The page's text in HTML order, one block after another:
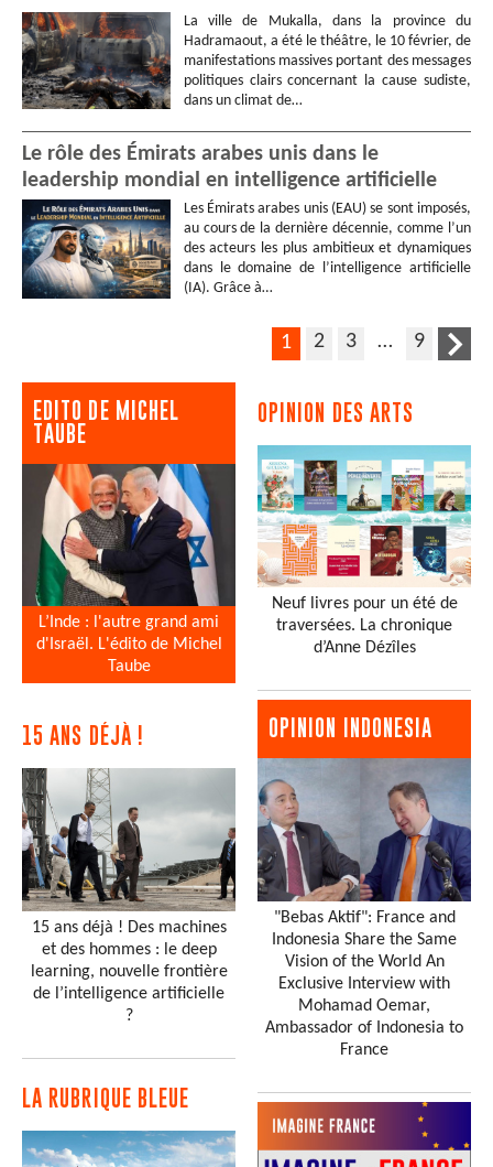
La ville de Mukalla, dans la province du
Hadramaout, a été le théâtre, le 10 février, de
manifestations massives portant des messages
politiques clairs concernant la cause sudiste,
dans un climat de…
Le rôle des Émirats arabes unis dans le
leadership mondial en intelligence artificielle
Les Émirats arabes unis (EAU) se sont imposés,
au cours de la dernière décennie, comme l’un
des acteurs les plus ambitieux et dynamiques
dans le domaine de l’intelligence artificielle
(IA). Grâce à…
1 2 3 … 9
EDITO DE MICHEL
TAUBE
L’Inde : l'autre grand ami
d'Israël. L'édito de Michel
Taube
15 ANS DÉJÀ !
15 ans déjà ! Des machines
et des hommes : le deep
learning, nouvelle frontière
de l’intelligence artificielle
?
LA RUBRIQUE BLEUE
OPINION DES ARTS
Neuf livres pour un été de
traversées. La chronique
d’Anne Dézîles
OPINION INDONESIA
"Bebas Aktif": France and
Indonesia Share the Same
Vision of the World An
Exclusive Interview with
Mohamad Oemar,
Ambassador of Indonesia to
France